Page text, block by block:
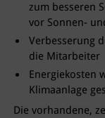
zum besseren
vor Sonnen-
Verbesserung
die Mitarbeiter
Energiekosten
Klimaanlage
Die vorhandene,